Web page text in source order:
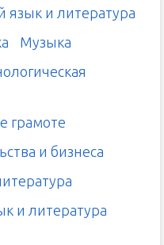
язык и литература
Музыка
грамоте
и бизнеса
и литература